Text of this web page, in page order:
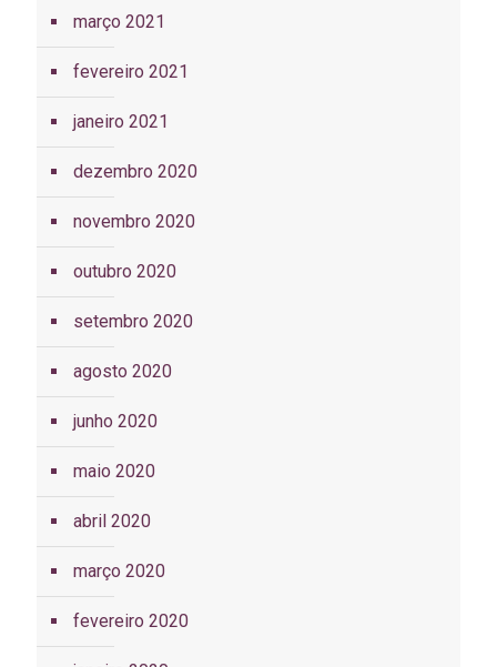
março 2021
fevereiro 2021
janeiro 2021
dezembro 2020
novembro 2020
outubro 2020
setembro 2020
agosto 2020
junho 2020
maio 2020
abril 2020
março 2020
fevereiro 2020